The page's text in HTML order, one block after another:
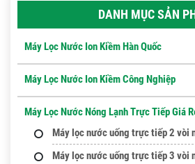
DANH MỤC SẢN
Máy Lọc Nước Ion Kiềm Hàn Quốc
Máy Lọc Nước Ion Kiềm Công Nghiệp
Máy Lọc Nước Nóng Lạnh Trực Tiếp Giá
Máy lọc nước uống trực tiếp 2 vòi
Máy lọc nước uống trực tiếp 3 vòi